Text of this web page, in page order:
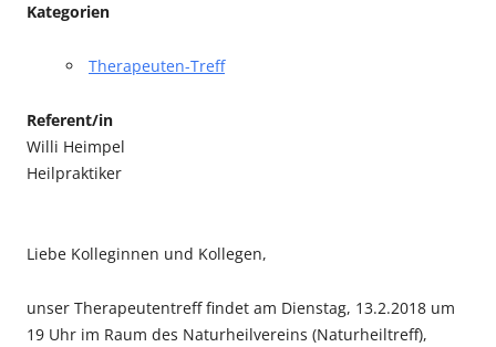
Kategorien
Therapeuten-Treff
Referent/in
Willi Heimpel
Heilpraktiker
Liebe Kolleginnen und Kollegen,
unser Therapeutentreff findet am Dienstag, 13.2.2018 um
19 Uhr im Raum des Naturheilvereins (Naturheiltreff),